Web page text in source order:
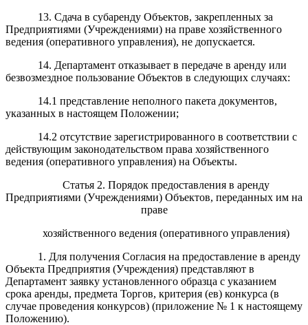
13. Сдача в субаренду Объектов, закрепленных за
Предприятиями (Учреждениями) на праве хозяйственного
ведения (оперативного управления), не допускается.
14. Департамент отказывает в передаче в аренду или
безвозмездное пользование Объектов в следующих случаях:
14.1 представление неполного пакета документов,
указанных в настоящем Положении;
14.2 отсутствие зарегистрированного в соответствии с
действующим законодательством права хозяйственного
ведения (оперативного управления) на Объекты.
Статья 2. Порядок предоставления в аренду
Предприятиями (Учреждениями) Объектов, переданных им на
праве
хозяйственного ведения (оперативного управления)
1. Для получения Согласия на предоставление в аренду
Объекта Предприятия (Учреждения) представляют в
Департамент заявку установленного образца с указанием
срока аренды, предмета Торгов, критерия (ев) конкурса (в
случае проведения конкурсов) (приложение № 1 к настоящему
Положению).